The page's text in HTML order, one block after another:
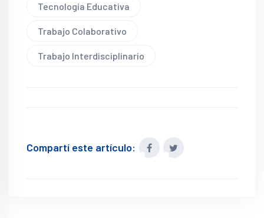
Tecnología Educativa
Trabajo Colaborativo
Trabajo Interdisciplinario
Compartí este artículo: